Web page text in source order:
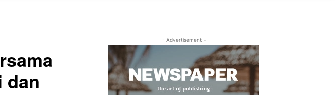
dan
- Advertisement -